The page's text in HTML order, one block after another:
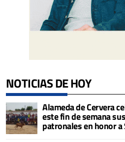
NOTICIAS DE HOY
Alameda de Cervera
este fin de semana
patronales en honor a